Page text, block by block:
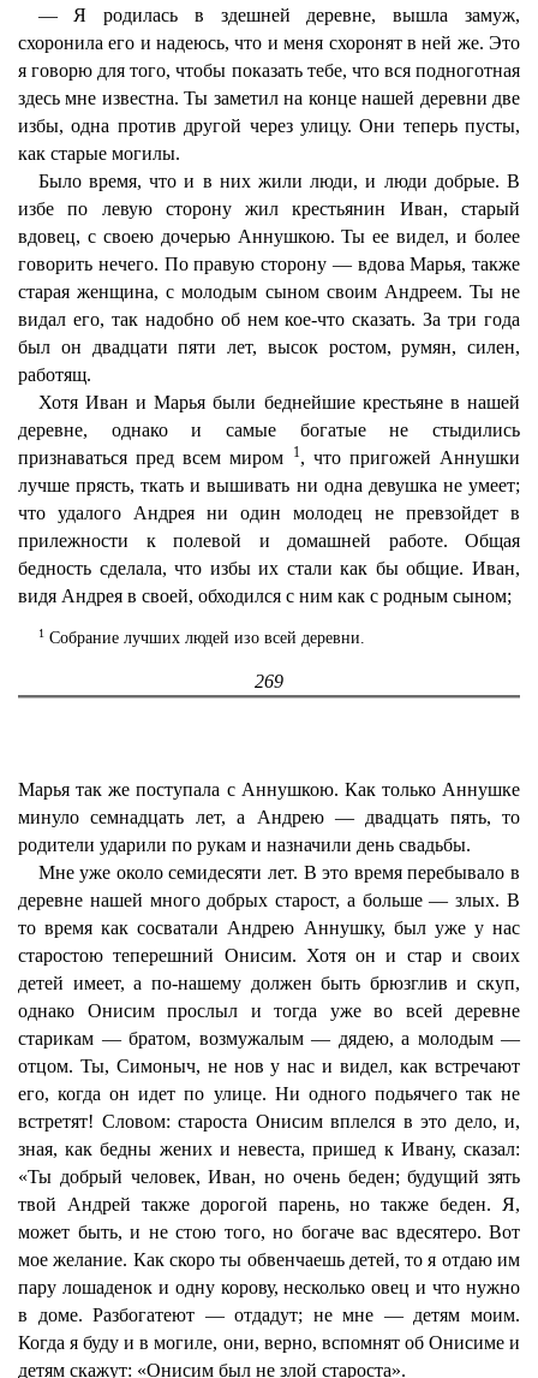
— Я родилась в здешней деревне, вышла замуж,
схоронила его и надеюсь, что и меня схоронят в ней же. Это
я говорю для того, чтобы показать тебе, что вся подноготная
здесь мне известна. Ты заметил на конце нашей деревни две
избы, одна против другой через улицу. Они теперь пусты,
как старые могилы.
Было время, что и в них жили люди, и люди добрые. В
избе по левую сторону жил крестьянин Иван, старый
вдовец, с своею дочерью Аннушкою. Ты ее видел, и более
говорить нечего. По правую сторону — вдова Марья, также
старая женщина, с молодым сыном своим Андреем. Ты не
видал его, так надобно об нем кое-что сказать. За три года
был он двадцати пяти лет, высок ростом, румян, силен,
работящ.
Хотя Иван и Марья были беднейшие крестьяне в нашей
деревне, однако и самые богатые не стыдились
признаваться пред всем миром
1, что пригожей Аннушки
лучше прясть, ткать и вышивать ни одна девушка не умеет;
что удалого Андрея ни один молодец не превзойдет в
прилежности к полевой и домашней работе. Общая
бедность сделала, что избы их стали как бы общие. Иван,
видя Андрея в своей, обходился с ним как с родным сыном;
1Собрание лучших людей изо всей деревни.
269
Марья так же поступала с Аннушкою. Как только Аннушке
минуло семнадцать лет, а Андрею — двадцать пять, то
родители ударили по рукам и назначили день свадьбы.
Мне уже около семидесяти лет. В это время перебывало в
деревне нашей много добрых старост, а больше — злых. В
то время как сосватали Андрею Аннушку, был уже у нас
старостою теперешний Онисим. Хотя он и стар и своих
детей имеет, а по-нашему должен быть брюзглив и скуп,
однако Онисим прослыл и тогда уже во всей деревне
старикам — братом, возмужалым — дядею, а молодым —
отцом. Ты, Симоныч, не нов у нас и видел, как встречают
его, когда он идет по улице. Ни одного подьячего так не
встретят! Словом: староста Онисим вплелся в это дело, и,
зная, как бедны жених и невеста, пришед к Ивану, сказал:
«Ты добрый человек, Иван, но очень беден; будущий зять
твой Андрей также дорогой парень, но также беден. Я,
может быть, и не стою того, но богаче вас вдесятеро. Вот
мое желание. Как скоро ты обвенчаешь детей, то я отдаю им
пару лошаденок и одну корову, несколько овец и что нужно
в доме. Разбогатеют — отдадут; не мне — детям моим.
Когда я буду и в могиле, они, верно, вспомнят об Онисиме и
детям скажут: «Онисим был не злой староста».